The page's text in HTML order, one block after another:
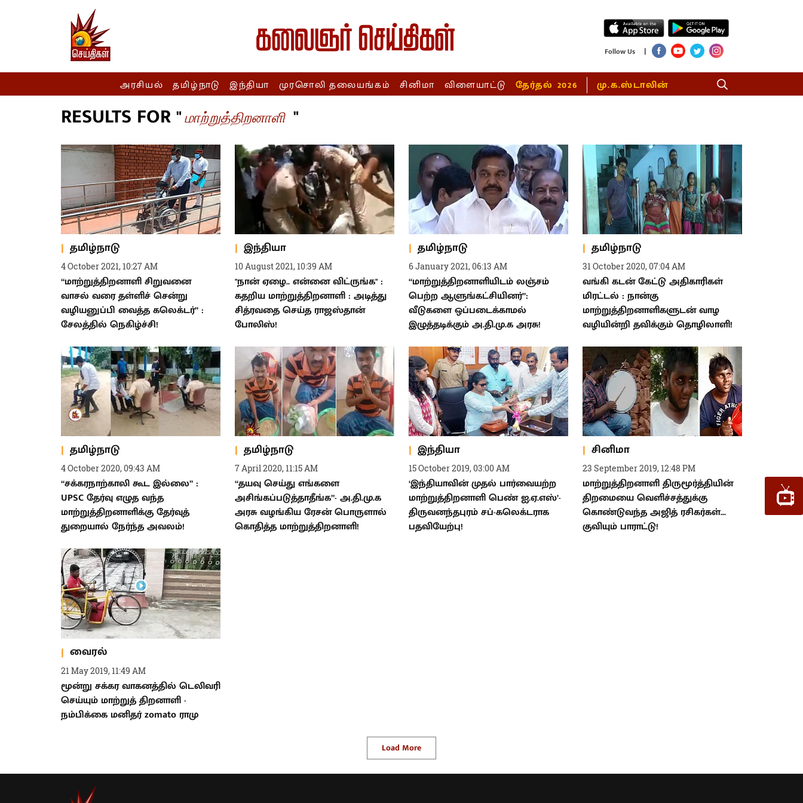
Follow Us |
அரசியல் தமிழ்நாடு இந்தியா முரசொலி தலையங்கம் சினிமா விளையாட்டு தேர்தல் 2026 மு.க.ஸ்டாலின்
RESULTS FOR "மாற்றுத்திறனாளி "
தமிழ்நாடு
4 October 2021, 10:27 AM
“மாற்றுத்திறனாளி சிறுவனை
வாசல் வரை தள்ளிச் சென்று
வழியனுப்பி வைத்த கலெக்டர்” :
சேலத்தில் நெகிழ்ச்சி!
இந்தியா
10 August 2021, 10:39 AM
"நான் ஏழை.. என்னை விட்ருங்க" :
கதறிய மாற்றுத்திறனாளி : அடித்து
சித்ரவதை செய்த ராஜஸ்தான்
போலிஸ்!
தமிழ்நாடு
6 January 2021, 06:13 AM
“மாற்றுத்திறனாளியிடம் லஞ்சம்
பெற்ற ஆளுங்கட்சியினர்”:
வீடுகளை ஒப்படைக்காமல்
இழுத்தடிக்கும் அ.தி.மு.க அரசு!
தமிழ்நாடு
31 October 2020, 07:04 AM
வங்கி கடன் கேட்டு அதிகாரிகள்
மிரட்டல் : நான்கு
மாற்றுத்திறனாளிகளுடன் வாழ
வழியின்றி தவிக்கும் தொழிலாளி!
தமிழ்நாடு
4 October 2020, 09:43 AM
“சக்கரநாற்காலி கூட இல்லை” :
UPSC தேர்வு எழுத வந்த
மாற்றுத்திறனாளிக்கு தேர்வுத்
துறையால் நேர்ந்த அவலம்!
தமிழ்நாடு
7 April 2020, 11:15 AM
“தயவு செய்து எங்களை
அசிங்கப்படுத்தாதீங்க”- அ.தி.மு.க
அரசு வழங்கிய ரேசன் பொருளால்
கொதித்த மாற்றுத்திறனாளி!
இந்தியா
15 October 2019, 03:00 AM
‘இந்தியாவின் முதல் பார்வையற்ற
மாற்றுத்திறனாளி பெண் ஐ.ஏ.எஸ்’-
திருவனந்தபுரம் சப்-கலெக்டராக
பதவியேற்பு!
சினிமா
23 September 2019, 12:48 PM
மாற்றுத்திறனாளி திருமூர்த்தியின்
திறமையை வெளிச்சத்துக்கு
கொண்டுவந்த அஜித் ரசிகர்கள்...
குவியும் பாராட்டு!
வைரல்
21 May 2019, 11:49 AM
மூன்று சக்கர வாகனத்தில் டெலிவரி
செய்யும் மாற்றுத் திறனாளி -
நம்பிக்கை மனிதர் zomato ராமு
Load More